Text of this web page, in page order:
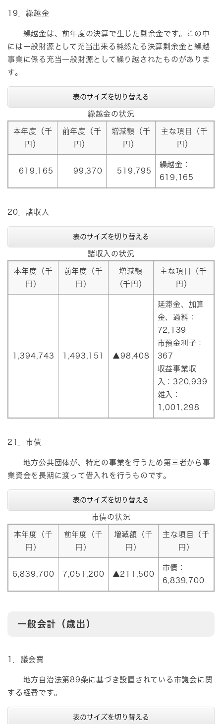
19．繰越金
繰越金は、前年度の決算で生じた剰余金です。この中
には一般財源として充当出来る純然たる決算剰余金と繰越
事業に係る充当一般財源として繰り越されたものがありま
す。
表のサイズを切り替える
繰越金の状況
本年度（千
円）
前年度（千
円）
増減額（千
円）
主な項目（千
円）
619,165 99,370 519,795
繰越金：
619,165
20．諸収入
表のサイズを切り替える
諸収入の状況
本年度（千
円）
前年度（千
円）
増減額
（千円）
主な項目（千
円）
1,394,743 1,493,151 ▲98,408
延滞金、加算
金、過料：
72,139
市預金利子：
367
収益事業収
入：320,939
雑入：
1,001,298
21．市債
地方公共団体が、特定の事業を行うため第三者から事
業資金を長期に渡って借入れを行うものです。
表のサイズを切り替える
市債の状況
本年度（千
円）
前年度（千
円）
増減額（千
円）
主な項目（千
円）
6,839,700 7,051,200 ▲211,500
市債：
6,839,700
一般会計（歳出）
1．議会費
地方自治法第89条に基づき設置されている市議会に関
する経費です。
表のサイズを切り替える